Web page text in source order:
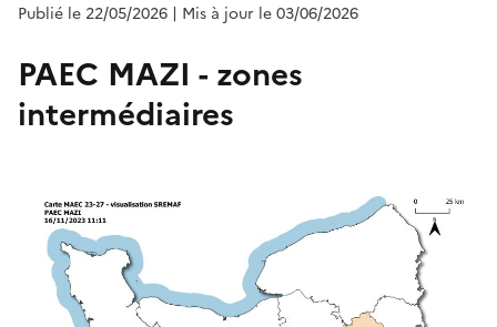
Publié le 22/05/2026 | Mis à jour le 03/06/2026
PAEC MAZI - zones
intermédiaires